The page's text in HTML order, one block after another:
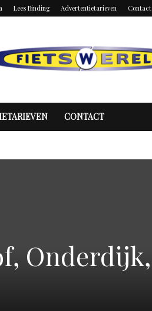
Lees Binding Advertentietarieven Contact
CONTACT
Onderdijk,